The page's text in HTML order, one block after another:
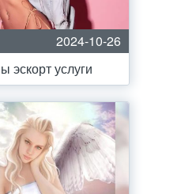
2024-10-26
эскорт услуги